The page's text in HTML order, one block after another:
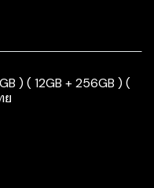
) ( 12GB + 256GB ) (
ย